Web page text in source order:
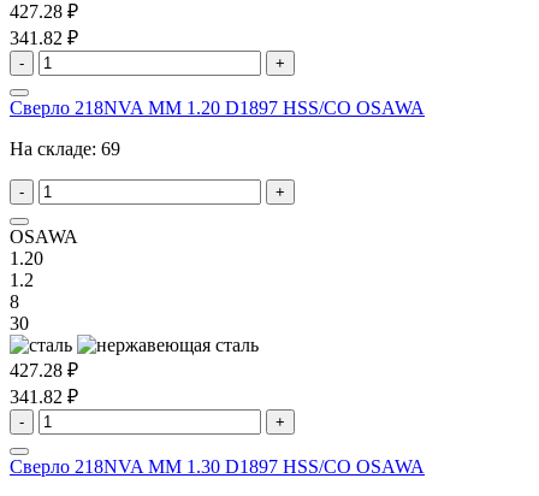
427.28 ₽
341.82 ₽
- +
Сверло 218NVA MM 1.20 D1897 HSS/CO OSAWA
На складе: 69
- +
OSAWA
1.20
1.2
8
30
427.28 ₽
341.82 ₽
- +
Сверло 218NVA MM 1.30 D1897 HSS/CO OSAWA